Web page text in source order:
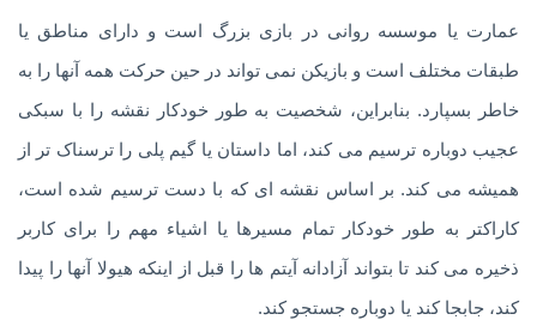
عمارت یا موسسه روانی در بازی بزرگ است و دارای مناطق یا
طبقات مختلف است و بازیکن نمی تواند در حین حرکت همه آنها را به
خاطر بسپارد. بنابراین، شخصیت به طور خودکار نقشه را با سبکی
عجیب دوباره ترسیم می کند، اما داستان یا گیم پلی را ترسناک تر از
همیشه می کند. بر اساس نقشه ای که با دست ترسیم شده است،
کاراکتر به طور خودکار تمام مسیرها یا اشیاء مهم را برای کاربر
ذخیره می کند تا بتواند آزادانه آیتم ها را قبل از اینکه هیولا آنها را پیدا
کند، جابجا کند یا دوباره جستجو کند.